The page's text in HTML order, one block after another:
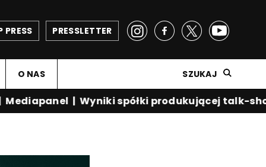
PRESSLETTER
PRESS
O NAS SZUKAJ
|Wyniki spółki produkującej talk-show